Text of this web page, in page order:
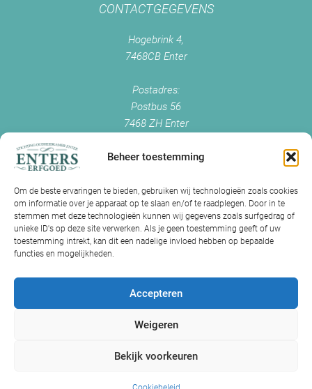
Beheer toestemming
Om de beste ervaringen te bieden, gebruiken wij technologieën zoals cookies
om informatie over je apparaat op te slaan en/of te raadplegen. Door in te
stemmen met deze technologieën kunnen wij gegevens zoals surfgedrag of
unieke ID's op deze site verwerken. Als je geen toestemming geeft of uw
toestemming intrekt, kan dit een nadelige invloed hebben op bepaalde
functies en mogelijkheden.
Accepteren
Weigeren
Bekijk voorkeuren
CONTACTGEGEVENS
Hogebrink 4,
7468CB Enter
Postadres:
Postbus 56
7468 ZH Enter
info@enterserfgoed.nl
IK HEB OUDE FOTO'S
Is Historisch Enter daarin geïnteresseerd?
Jazeker! Hebt u oude foto’s of videos van Enter? Dan kunt u contact
met ons opnemen.
Volg ons op Facebook
Volg ons op Instagram